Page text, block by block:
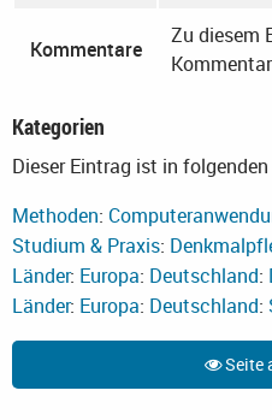
Kommentare
Zu diesem
Kategorien
Dieser Eintrag ist in
Methoden:
Studium & Praxis:
Länder: Europa: Deutschland:
Länder: Europa: Deutschland:
Seite